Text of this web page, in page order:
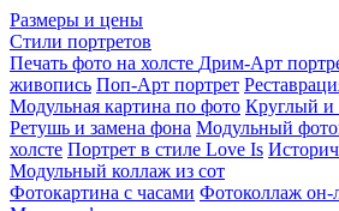
Размеры и цены
Стили портретов
Печать фото на холсте Дрим-Арт
живопись Поп-Арт портрет
Модульная картина по фото Круглый и
Ретушь и замена фона Модульный
холсте Портрет в стиле Love Is
Модульный коллаж из сот
Фотокартина с часами Фотоколлаж он-